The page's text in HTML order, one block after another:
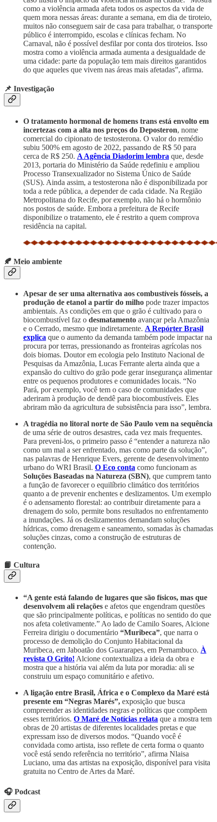
como a violência armada afeta todos os aspectos da vida de
quem mora nessas áreas: durante a semana, em dia de tiroteio,
muitos não conseguem sair de casa para trabalhar, o transporte
público é interrompido, escolas e clínicas fecham. No
Carnaval, não é possível desfilar por conta dos tiroteios. Isso
mostra como a violência armada aumenta a desigualdade de
uma cidade: parte da população tem mais direitos garantidos
do que aqueles que vivem nas áreas mais afetadas”, afirma.
📌 Investigação
O tratamento hormonal de homens trans está envolto em
incertezas com a alta nos preços do Deposteron, nome
comercial do cipionato de testosterona. O valor do remédio
subiu 500% em agosto de 2022, passando de R$ 50 para
cerca de R$ 250. A Agência Diadorim lembra que, desde
2013, portaria do Ministério da Saúde redefiniu e ampliou
Processo Transexualizador no Sistema Único de Saúde
(SUS). Ainda assim, a testosterona não é disponibilizada por
toda a rede pública, a depender de cada cidade. Na Região
Metropolitana do Recife, por exemplo, não há o hormônio
nos postos de saúde. Embora a prefeitura de Recife
disponibilize o tratamento, ele é restrito a quem comprova
residência na capital.
🍂 Meio ambiente
Apesar de ser uma alternativa aos combustíveis fósseis, a
produção de etanol a partir do milho pode trazer impactos
ambientais. As condições em que o grão é cultivado para o
biocombustível faz o desmatamento avançar pela Amazônia
e o Cerrado, mesmo que indiretamente. A Repórter Brasil
explica que o aumento da demanda também pode impactar na
procura por terras, pressionando as fronteiras agrícolas nos
dois biomas. Doutor em ecologia pelo Instituto Nacional de
Pesquisas da Amazônia, Lucas Ferrante alerta ainda que a
expansão do cultivo do grão pode gerar insegurança alimentar
entre os pequenos produtores e comunidades locais. “No
Pará, por exemplo, você tem o caso de comunidades que
aderiram à produção de dendê para biocombustíveis. Eles
abriram mão da agricultura de subsistência para isso”, lembra.
A tragédia no litoral norte de São Paulo vem na sequência
de uma série de outros desastres, cada vez mais frequentes.
Para preveni-los, o primeiro passo é “entender a natureza não
como um mal a ser enfrentado, mas como parte da solução”,
nas palavras de Henrique Evers, gerente de desenvolvimento
urbano do WRI Brasil. O Eco conta como funcionam as
Soluções Baseadas na Natureza (SBN), que cumprem tanto
a função de favorecer o equilíbrio climático dos territórios
quanto a de prevenir enchentes e deslizamentos. Um exemplo
é o adensamento florestal: ao contribuir diretamente para a
drenagem do solo, permite bons resultados no enfrentamento
a inundações. Já os deslizamentos demandam soluções
hídricas, como drenagem e saneamento, somadas às chamadas
soluções cinzas, como a construção de estruturas de
contenção.
📙 Cultura
“A gente está falando de lugares que são físicos, mas que
desenvolvem ali relações e afetos que engendram questões
que são principalmente políticas, e políticas no sentido do que
nos afeta coletivamente.” Ao lado de Camilo Soares, Alcione
Ferreira dirigiu o documentário “Muribeca”, que narra o
processo de demolição do Conjunto Habitacional da
Muribeca, em Jaboatão dos Guararapes, em Pernambuco. À
revista O Grito! Alcione contextualiza a ideia da obra e
mostra que a história vai além da luta por moradia: ali se
construiu um espaço comunitário e afetivo.
A ligação entre Brasil, África e o Complexo da Maré está
presente em “Negras Marés”, exposição que busca
compreender as identidades negras e políticas que compõem
esses territórios. O Maré de Notícias relata que a mostra tem
obras de 20 artistas de diferentes localidades pretas e que
expressam isso de diversos modos. “Quando você é
convidada como artista, isso reflete de certa forma o quanto
você está sendo referência no território”, afirma Nlaisa
Luciano, uma das artistas na exposição, disponível para visita
gratuita no Centro de Artes da Maré.
🎧 Podcast